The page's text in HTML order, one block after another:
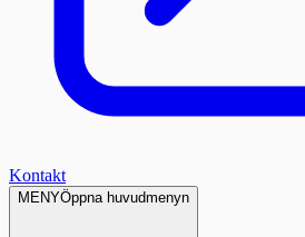
Kontakt
MENYÖppna huvudmenyn